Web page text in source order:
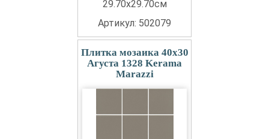
29.70x29.70см
Артикул: 502079
Плитка мозаика 40x30
Агуста 1328 Kerama
Marazzi